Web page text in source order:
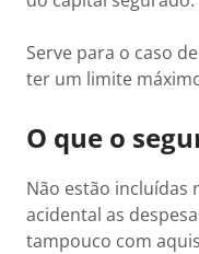
Serve para o caso
ter um limite
O que o
Não estão incluídas
acidental as
tampouco com